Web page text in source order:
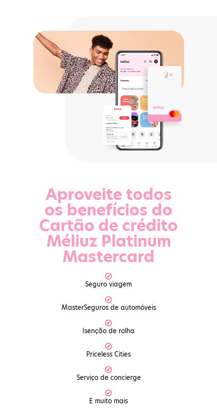
Aproveite todos
os benefícios do
Cartão de crédito
Méliuz Platinum
Mastercard
Seguro viagem
MasterSeguros de automóveis
Isenção de rolha
Priceless Cities
Serviço de concierge
E muito mais